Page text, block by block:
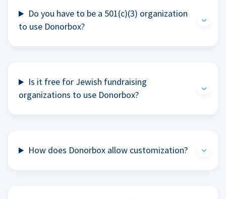
Do you have to be a 501(c)(3) organization
to use Donorbox?
Is it free for Jewish fundraising
organizations to use Donorbox?
How does Donorbox allow customization?